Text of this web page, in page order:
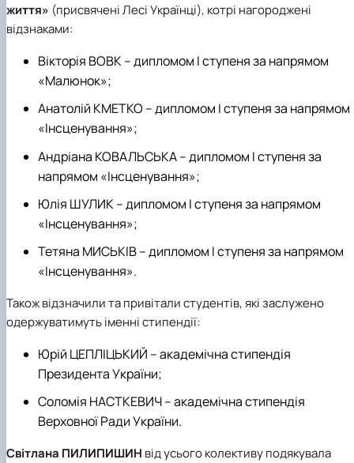
життя» (присвячені Лесі Українці), котрі нагороджені
відзнаками:
Вікторія ВОВК – дипломом І ступеня за напрямом
«Малюнок»;
Анатолій КМЕТКО – дипломом І ступеня за напрямом
«Інсценування»;
Андріана КОВАЛЬСЬКА – дипломом І ступеня за
напрямом «Інсценування»;
Юлія ШУЛИК – дипломом І ступеня за напрямом
«Інсценування»;
Тетяна МИСЬКІВ – дипломом І ступеня за напрямом
«Інсценування».
Також відзначили та привітали студентів, які заслужено
одержуватимуть іменні стипендії:
Юрій ЦЕПЛІЦЬКИЙ – академічна стипендія
Президента України;
Соломія НАСТКЕВИЧ – академічна стипендія
Верховної Ради України.
Світлана ПИЛИПИШИН від усього колективу подякувала